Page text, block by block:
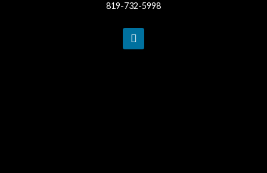
819-732-5998
F